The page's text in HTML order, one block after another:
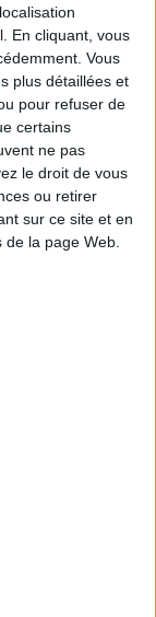
En cliquant, vous
Vous
plus détaillées et
pour refuser de
certains
ne pas
le droit de vous
ou retirer
sur ce site et en
la page Web.
WEEKEND